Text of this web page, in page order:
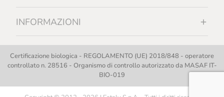
INFORMAZIONI
Certificazione biologica - REGOLAMENTO (UE) 2018/848 - operatore
controllato n. 28516 - Organismo di controllo autorizzato da MASAF IT-
BIO-019